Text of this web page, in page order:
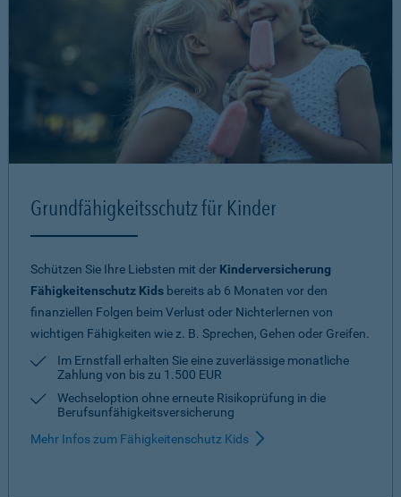
Grundfähigkeitsschutz für Kinder
Schützen Sie Ihre Liebsten mit der Kinderversicherung
Fähigkeitenschutz Kids bereits ab 6 Monaten vor den
finanziellen Folgen beim Verlust oder Nichterlernen von
wichtigen Fähigkeiten wie z. B. Sprechen, Gehen oder Greifen.
Im Ernstfall erhalten Sie eine zuverlässige monatliche
Zahlung von bis zu 1.500 EUR
Wechseloption ohne erneute Risiko­prüfung in die
Berufsunfähigkeitsversicherung
Mehr Infos zum Fähigkeitenschutz Kids